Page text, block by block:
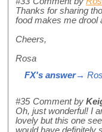
Thanks for sharing
food makes me drool
Cheers,
Rosa
FX's answer→
#35 Comment by
Oh, just wonderful! I
lovely but this one